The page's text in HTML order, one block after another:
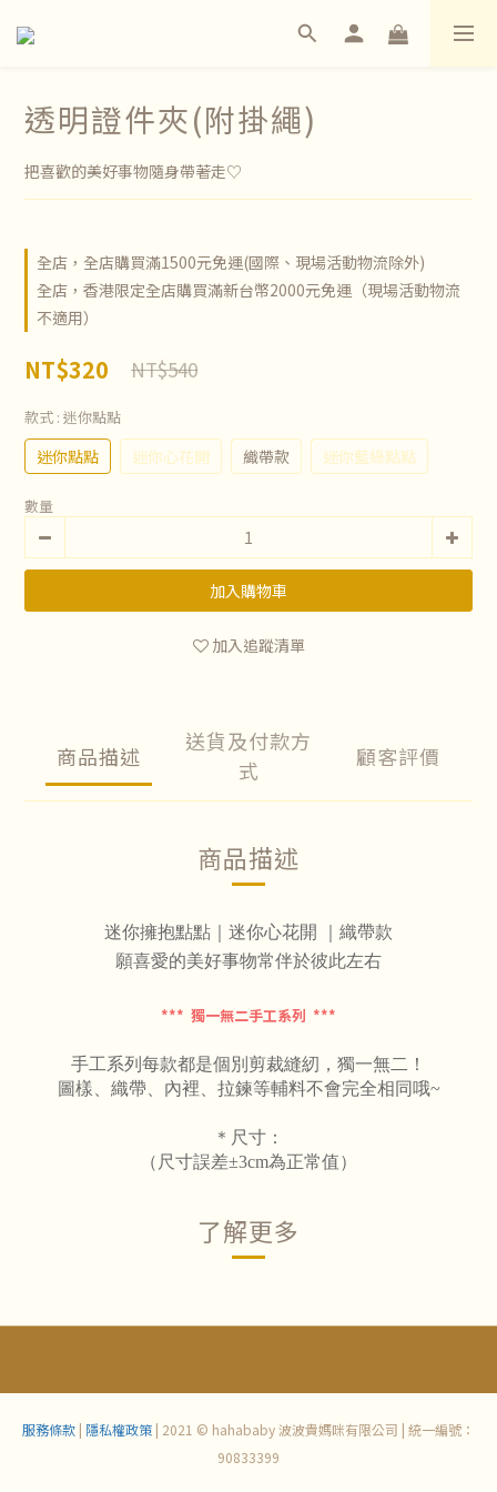
透明證件夾(附掛繩)
把喜歡的美好事物隨身帶著走♡
全店，全店購買滿1500元免運(國際、現場活動物流除外)
全店，香港限定全店購買滿新台幣2000元免運（現場活動物流
不適用）
NT$320 NT$540
款式 : 迷你點點
迷你點點 迷你心花開 織帶款 迷你藍綠點點
數量
加入購物車
加入追蹤清單
商品描述
送貨及付款方
式
顧客評價
商品描述
迷你擁抱點點 ｜迷你心花開
｜織帶款
願喜愛的美好事物常伴於彼此左右
*** 獨一無二手工系列 ***
手工系列每款都是個別剪裁縫紉，獨一無二！
圖樣、織帶、內裡、拉鍊等輔料不會完全相同哦~
＊尺寸：
（尺寸誤差±3cm為正常值）
了解更多
服務條款 | 隱私權政策 | 2021 © hahababy 波波貴媽咪有限公司 | 統一編號：
90833399